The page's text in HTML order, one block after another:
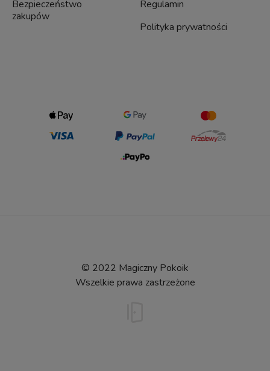
Bezpieczeństwo
zakupów
Regulamin
Polityka prywatności
© 2022 Magiczny Pokoik
Wszelkie prawa zastrzeżone